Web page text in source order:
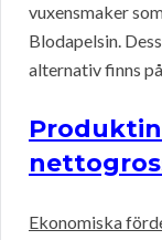
vuxensmaker
Blodapelsin.
alternativ finns
Ekonomiska